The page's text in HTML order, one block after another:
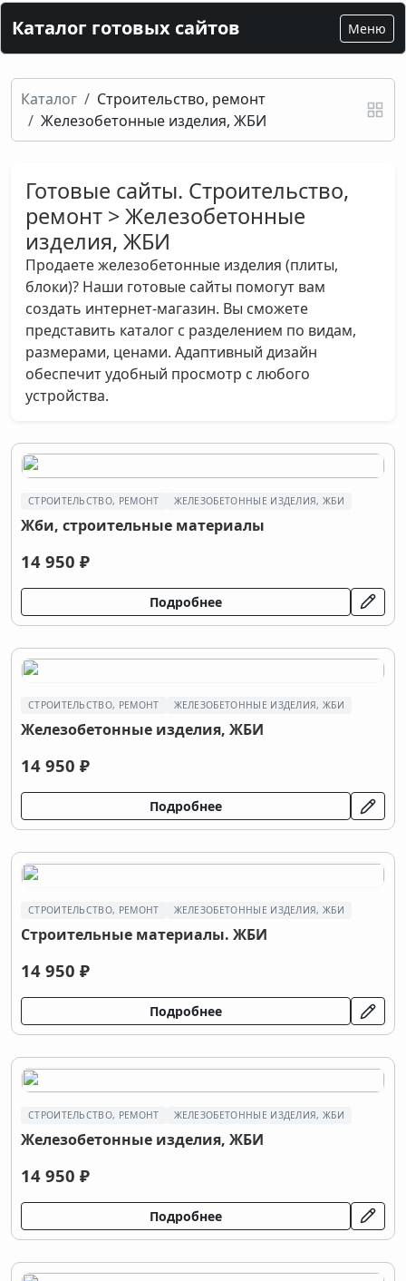
Каталог готовых сайтов Меню
Каталог
Строительство, ремонт
Железобетонные изделия, ЖБИ
Готовые сайты. Строительство,
ремонт > Железобетонные
изделия, ЖБИ
Продаете железобетонные изделия (плиты,
блоки)? Наши готовые сайты помогут вам
создать интернет-магазин. Вы сможете
представить каталог с разделением по видам,
размерами, ценами. Адаптивный дизайн
обеспечит удобный просмотр с любого
устройства.
СТРОИТЕЛЬСТВО, РЕМОНТ ЖЕЛЕЗОБЕТОННЫЕ ИЗДЕЛИЯ, ЖБИ
Жби, строительные материалы
14 950 ₽
Подробнее
СТРОИТЕЛЬСТВО, РЕМОНТ ЖЕЛЕЗОБЕТОННЫЕ ИЗДЕЛИЯ, ЖБИ
Железобетонные изделия, ЖБИ
14 950 ₽
Подробнее
СТРОИТЕЛЬСТВО, РЕМОНТ ЖЕЛЕЗОБЕТОННЫЕ ИЗДЕЛИЯ, ЖБИ
Строительные материалы. ЖБИ
14 950 ₽
Подробнее
СТРОИТЕЛЬСТВО, РЕМОНТ ЖЕЛЕЗОБЕТОННЫЕ ИЗДЕЛИЯ, ЖБИ
Железобетонные изделия, ЖБИ
14 950 ₽
Подробнее